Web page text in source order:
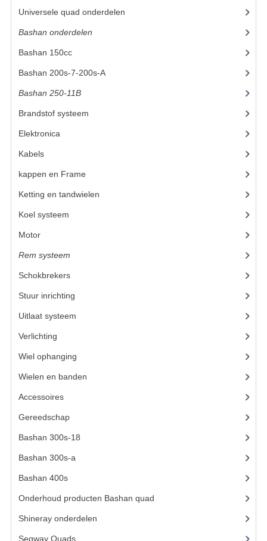
KAPPEN EN FRAME
SHINERAY 250 STXE
Universele quad onderdelen
Bashan onderdelen
Bashan 150cc(36)
Bashan 200s-7-200s-A(481)
Bashan 250-11B(385)
Brandstof systeem
Elektronica
Kabels(8)
kappen en Frame
Ketting en tandwielen
Koel systeem
Motor(72)
Rem systeem
Schokbrekers(13)
Stuur inrichting
Uitlaat systeem
Verlichting
Wiel ophanging
Wielen en banden
Accessoires(62)
Gereedschap(8)
Bashan 300s-18
Bashan 300s-a
Bashan 400s(5)
Onderhoud producten Bashan quad
Shineray onderdelen
Segway Quads(6)